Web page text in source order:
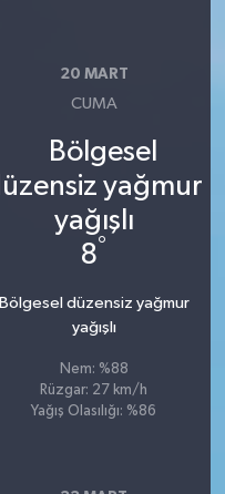
20 MART
CUMA
8°
Bölgesel düzensiz yağmur
yağışlı
Nem: %88
Rüzgar: 27 km/h
Yağış Olasılığı: %86